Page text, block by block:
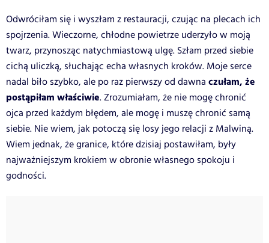
Odwróciłam się i wyszłam z restauracji, czując na plecach ich
spojrzenia. Wieczorne, chłodne powietrze uderzyło w moją
twarz, przynosząc natychmiastową ulgę. Szłam przed siebie
cichą uliczką, słuchając echa własnych kroków. Moje serce
nadal biło szybko, ale po raz pierwszy od dawna czułam, że
postąpiłam właściwie. Zrozumiałam, że nie mogę chronić
ojca przed każdym błędem, ale mogę i muszę chronić samą
siebie. Nie wiem, jak potoczą się losy jego relacji z Malwiną.
Wiem jednak, że granice, które dzisiaj postawiłam, były
najważniejszym krokiem w obronie własnego spokoju i
godności.